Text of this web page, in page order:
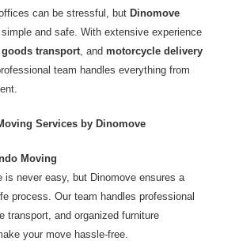
can be stressful, but Dinomove
and safe. With extensive experience
goods transport, and motorcycle delivery
team handles everything from
Services by Dinomove
Moving
is never easy, but Dinomove ensures a
process. Our team handles professional
transport, and organized furniture
your move hassle-free.